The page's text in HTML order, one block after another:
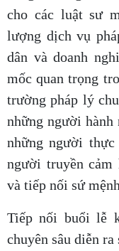
cho các luật sư
lượng dịch vụ
dân và doanh
mốc quan trọng
trường pháp lý
những người hành
những người
người truyền cảm
và tiếp nối sứ
Tiếp nối buổi lễ
chuyên sâu diễn